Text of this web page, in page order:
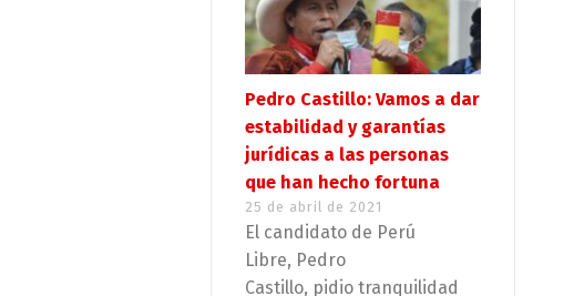
Pedro Castillo: Vamos a dar
estabilidad y garantías
jurídicas a las personas
que han hecho fortuna
25 de abril de 2021
El candidato de Perú
Libre, Pedro
Castillo, pidio tranquilidad